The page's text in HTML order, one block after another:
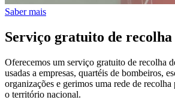
Saber mais
Serviço gratuito de recolha
Oferecemos um serviço gratuito de recolha
usadas a empresas, quartéis de bombeiros,
organizações e gerimos uma rede de
o território nacional.